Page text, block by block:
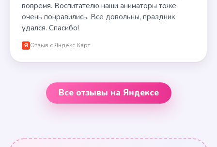
вовремя. Воспитателю наши аниматоры тоже
очень понравились. Все довольны, праздник
удался. Спасибо!
Я Отзыв с Яндекс.Карт
Все отзывы на Яндексе